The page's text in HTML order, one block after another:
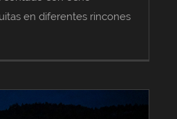
en diferentes rincones